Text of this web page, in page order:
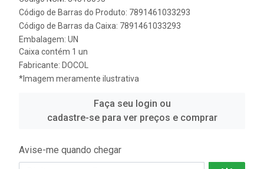
Código de Barras do Produto: 7891461033293
Código de Barras da Caixa: 7891461033293
Embalagem: UN
Caixa contém 1 un
Fabricante: DOCOL
*Imagem meramente ilustrativa
Faça seu login ou
cadastre-se para ver preços e comprar
Avise-me quando chegar